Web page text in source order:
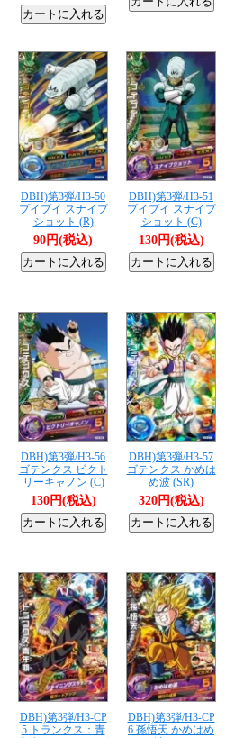
DBH)第3弾/H3-50
プイプイ スナイプ
ショット (R)
90円(税込)
DBH)第3弾/H3-51
プイプイ スナイプ
ショット (C)
130円(税込)
DBH)第3弾/H3-56
ゴテンクス ビクト
リーキャノン (C)
130円(税込)
DBH)第3弾/H3-57
ゴテンクス かめは
め波 (SR)
320円(税込)
DBH)第3弾/H3-CP
5 トランクス：青
DBH)第3弾/H3-CP
6 孫悟天 かめはめ